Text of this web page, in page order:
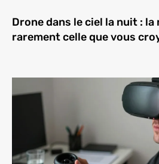
Drone dans le ciel la nuit :
rarement celle que vous